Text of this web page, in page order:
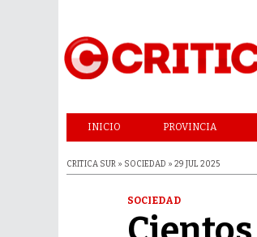
INICIO PROVINCIA
CRITICA SUR » SOCIEDAD » 29 JUL 2025
SOCIEDAD